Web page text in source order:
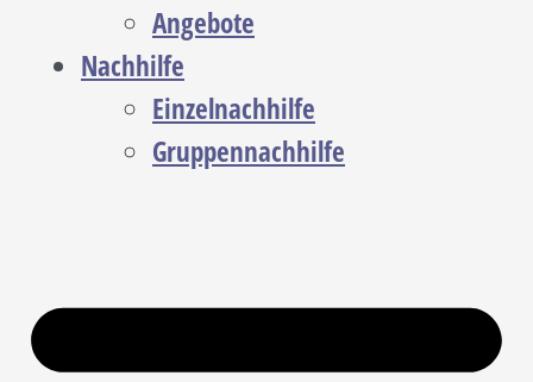
Angebote
Nachhilfe
Einzelnachhilfe
Gruppennachhilfe